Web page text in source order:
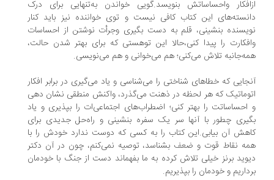
واحساساتش بنویسد.گویی خواندن به‌تنهایی برای درک
این کتاب کافی نیست و توی خواننده نیز باید کنار
بنشینی، قلم به دست بگیری وجرأت نوشتن از احساسات
را پیدا کنی،حالا این توهستی که برای بهتر شدن حالت،
تلاش می‌کنی؛ هم می‌خوانی و هم می‌نویسی.
که خطاهای شناختی را می‌شناسی و یاد می‌گیری در برابر افکار
که هر لحظه در ذهنت می‌گذرد، واکنش منطقی نشان دهی
را بهتر کنی؛ اضطراب‌های اجتماعی‌ات را بپذیری و یاد
چطور با آنها سر یک سفره بنشینی و راه‌حل جدیدی برای
آن بیابی.این کتاب را به کسی که دوست ندارد خودش را با
نقاط قوت و ضعف بشناسد، توصیه نمی‌کنم، چون در آن دکتر
برنز خیلی تلاش کرده به ما بفهماند دست از جنگ با خودمان
و خودمان را بپذیریم.